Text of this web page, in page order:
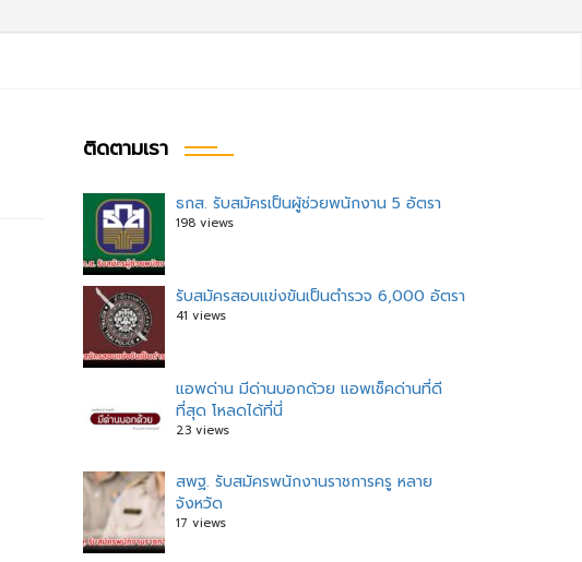
ติดตามเรา
ธกส. รับสมัครเป็นผู้ช่วยพนักงาน 5 อัตรา
198 views
รับสมัครสอบแข่งขันเป็นตำรวจ 6,000 อัตรา
41 views
แอพด่าน มีด่านบอกด้วย แอพเช็คด่านที่ดี
ที่สุด โหลดได้ที่นี่
23 views
สพฐ. รับสมัครพนักงานราชการครู หลาย
จังหวัด
17 views